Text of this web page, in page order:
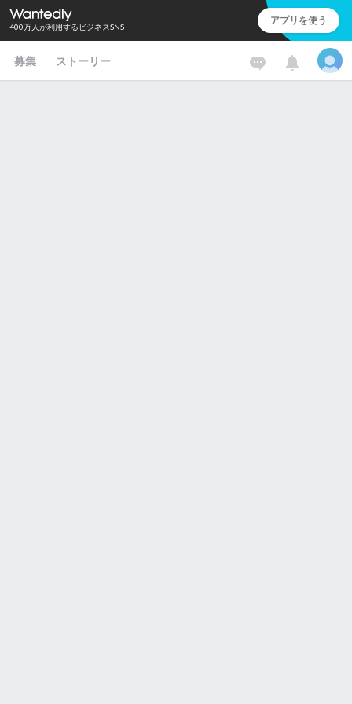
400万人が利用するビジネスSNS アプリを使う
募集 ストーリー